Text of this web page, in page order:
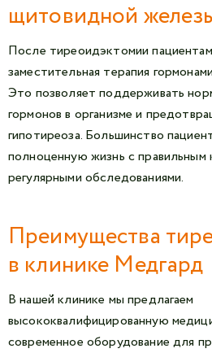
щитовидной
После тиреоидэктомии
заместительная терапия
Это позволяет поддерживать
гормонов в организме и
гипотиреоза. Большинство
полноценную жизнь с правильным
регулярными обследованиями.
Преимущества
в клинике Медгард
В нашей клинике мы предлагаем
высококвалифицированную
современное оборудование для